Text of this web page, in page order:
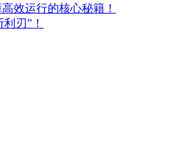
效运行的核心秘籍！
刃”！